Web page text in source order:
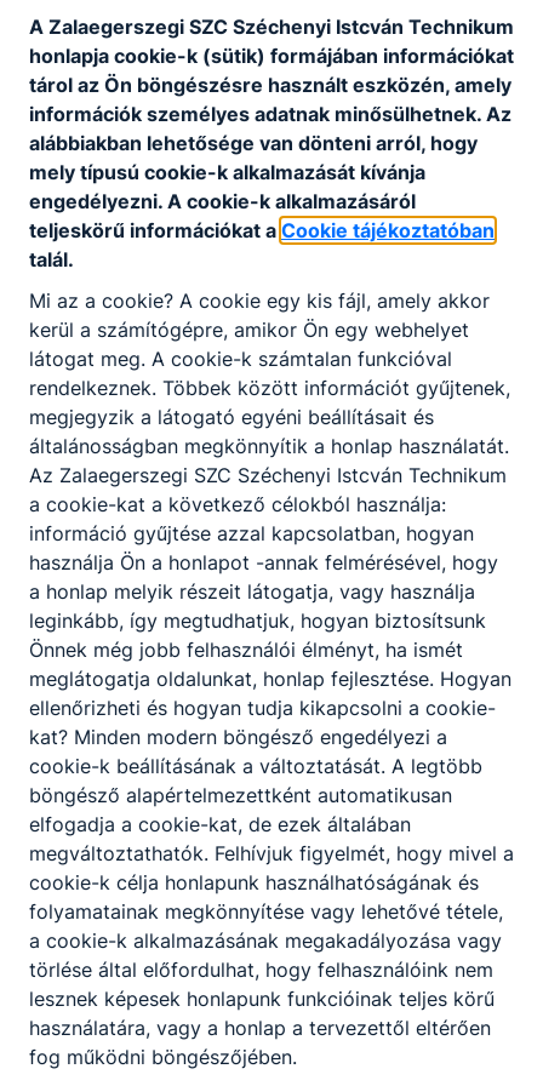
KAPCSOLÓDÓ HÍREK
Magasépítő technikus, építsd fel a jövődet -
technikusi szakképzettség 2 év alatt
Magasépítő technikus, építsd fel a jövődet - technikusi
szakképzettség 2 év alatt
2026. aug. 1. igazgatás
Épületgépész Technikus: A komfort és a
Fenntarthatóság Mestere
Épületgépész Technikus: A komfort és a Fenntarthatóság
A Zalaegerszegi SZC Széchenyi Istcván Technikum
honlapja cookie-k (sütik) formájában információkat
tárol az Ön böngészésre használt eszközén, amely
információk személyes adatnak minősülhetnek. Az
alábbiakban lehetősége van dönteni arról, hogy
mely típusú cookie-k alkalmazását kívánja
engedélyezni. A cookie-k alkalmazásáról
teljeskörű információkat a Cookie tájékoztatóban
talál.
Mi az a cookie? A cookie egy kis fájl, amely akkor
kerül a számítógépre, amikor Ön egy webhelyet
látogat meg. A cookie-k számtalan funkcióval
rendelkeznek. Többek között információt gyűjtenek,
megjegyzik a látogató egyéni beállításait és
általánosságban megkönnyítik a honlap használatát.
Az Zalaegerszegi SZC Széchenyi Istcván Technikum
a cookie-kat a következő célokból használja:
információ gyűjtése azzal kapcsolatban, hogyan
használja Ön a honlapot -annak felmérésével, hogy
a honlap melyik részeit látogatja, vagy használja
leginkább, így megtudhatjuk, hogyan biztosítsunk
Önnek még jobb felhasználói élményt, ha ismét
meglátogatja oldalunkat, honlap fejlesztése. Hogyan
ellenőrizheti és hogyan tudja kikapcsolni a cookie-
kat? Minden modern böngésző engedélyezi a
cookie-k beállításának a változtatását. A legtöbb
böngésző alapértelmezettként automatikusan
elfogadja a cookie-kat, de ezek általában
megváltoztathatók. Felhívjuk figyelmét, hogy mivel a
cookie-k célja honlapunk használhatóságának és
folyamatainak megkönnyítése vagy lehetővé tétele,
a cookie-k alkalmazásának megakadályozása vagy
törlése által előfordulhat, hogy felhasználóink nem
lesznek képesek honlapunk funkcióinak teljes körű
használatára, vagy a honlap a tervezettől eltérően
fog működni böngészőjében.